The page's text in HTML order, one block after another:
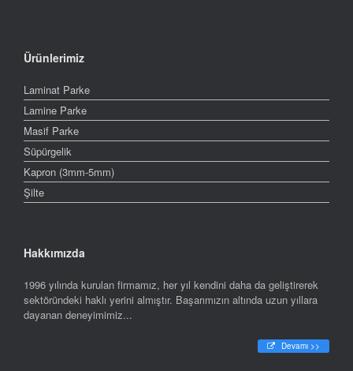
Ürünlerimiz
Laminat Parke
Lamine Parke
Masif Parke
Süpürgelik
Kapron (3mm-5mm)
Şilte
Hakkımızda
1996 yılında kurulan firmamız, her yıl kendini daha da geliştirerek
sektöründeki haklı yerini almıştır. Başarımızın altında uzun yıllara
dayanan deneyimimiz...
Devamı >>